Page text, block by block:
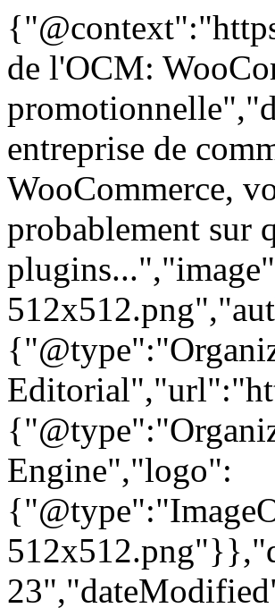
de l'OCM:
entreprise de
WooCommerce,
probablement sur
Engine","logo":